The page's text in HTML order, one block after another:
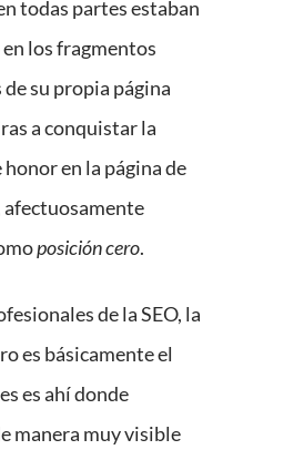
todas partes estaban
los fragmentos
su propia página
a conquistar la
en la página de
posición cero.
de la SEO, la
es básicamente el
es ahí donde
manera muy visible